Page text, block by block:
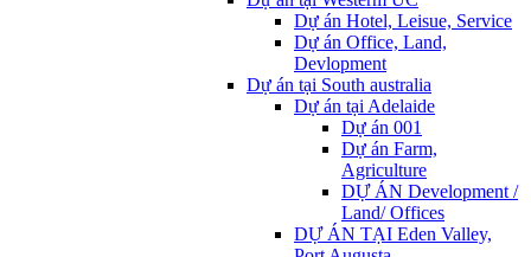
Dự án Hotel, Leisue, Service
Dự án Office, Land,
Devlopment
Dự án tại South australia
Dự án tại Adelaide
Dự án 001
Dự án Farm,
Agriculture
DỰ ÁN Development /
Land/ Offices
DỰ ÁN TẠI Eden Valley,